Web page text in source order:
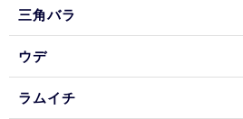
三角バラ
ウデ
ラムイチ